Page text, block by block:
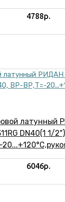
4788р.
латунный
DN40(1 1/
6046р.